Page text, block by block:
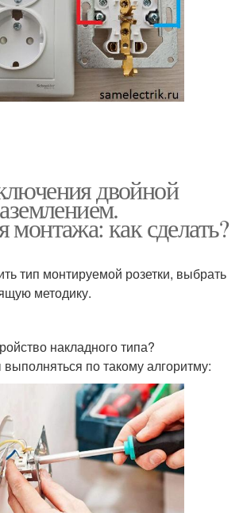
двойной
монтажа: как сделать?
тип монтируемой розетки, выбрать
методику.
накладного типа?
по такому алгоритму: